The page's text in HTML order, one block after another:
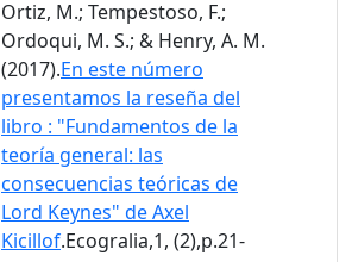
Ortiz, M.; Tempestoso, F.;
Ordoqui, M. S.; & Henry, A. M.
(2017).En este número
presentamos la reseña del
libro : "Fundamentos de la
teoría general: las
consecuencias teóricas de
Lord Keynes" de Axel
Kicillof.Ecogralia,1, (2),p.21-